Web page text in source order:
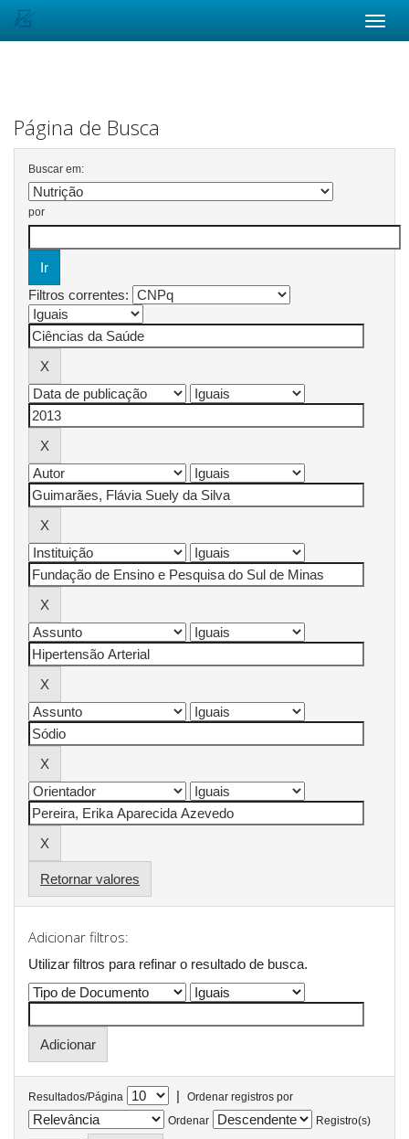
Página de Busca
Buscar em:
por
Filtros correntes:
Retornar valores
Adicionar filtros:
Utilizar filtros para refinar o resultado de busca.
Resultados/Página |
Ordenar registros por
Ordenar
Registro(s)